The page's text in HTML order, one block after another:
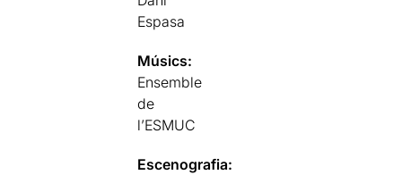
Espasa
Músics:
Ensemble
de
l’ESMUC
Escenografia: